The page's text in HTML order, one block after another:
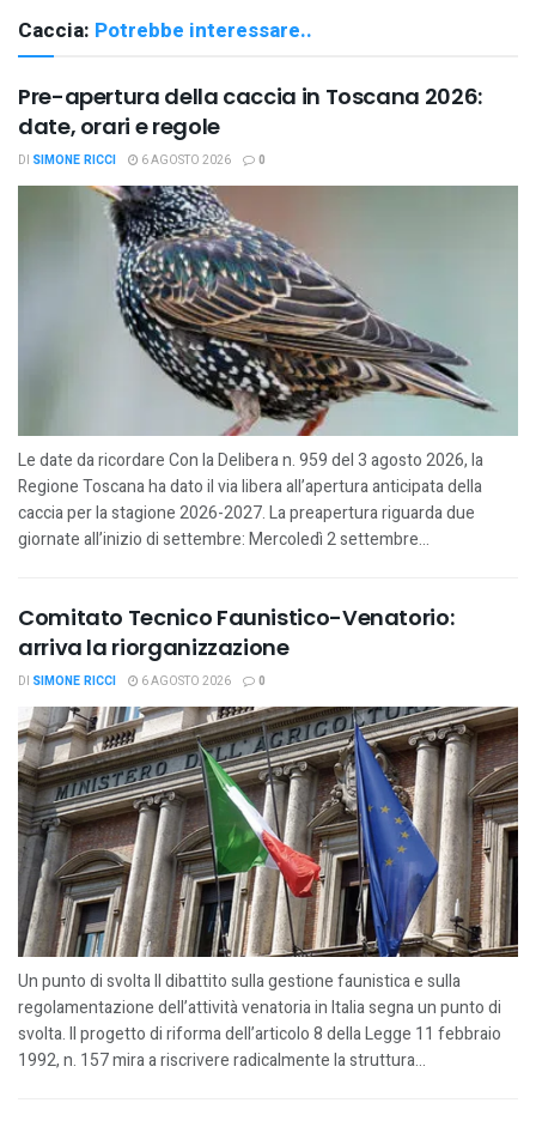
Caccia: Potrebbe interessare..
Pre-apertura della caccia in Toscana 2026:
date, orari e regole
DI SIMONE RICCI 6 AGOSTO 2026 0
Le date da ricordare Con la Delibera n. 959 del 3 agosto 2026, la
Regione Toscana ha dato il via libera all’apertura anticipata della
caccia per la stagione 2026-2027. La preapertura riguarda due
giornate all’inizio di settembre: Mercoledì 2 settembre...
Comitato Tecnico Faunistico-Venatorio:
arriva la riorganizzazione
DI SIMONE RICCI 6 AGOSTO 2026 0
Un punto di svolta Il dibattito sulla gestione faunistica e sulla
regolamentazione dell’attività venatoria in Italia segna un punto di
svolta. Il progetto di riforma dell’articolo 8 della Legge 11 febbraio
1992, n. 157 mira a riscrivere radicalmente la struttura...